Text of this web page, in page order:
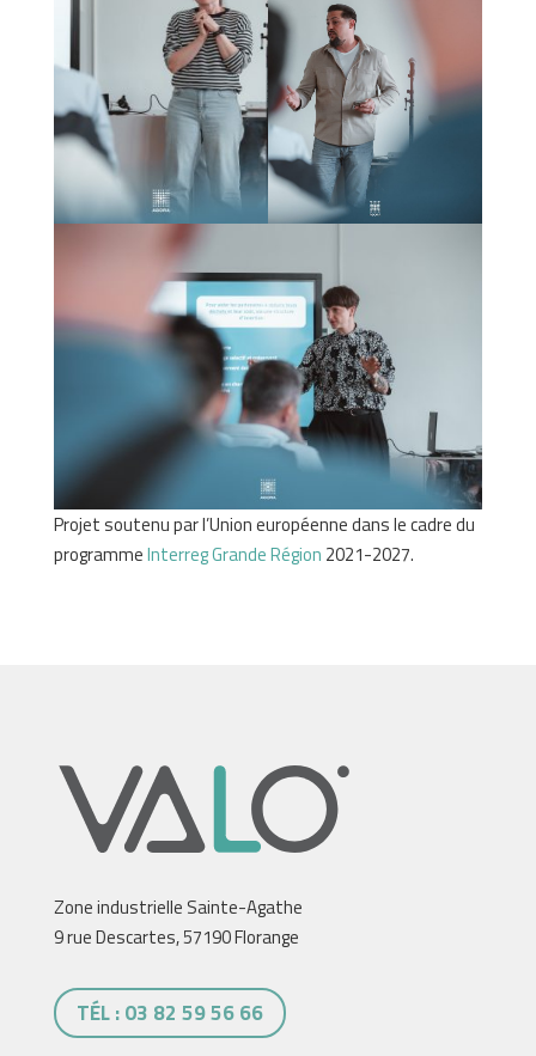
Projet soutenu par l’Union européenne dans le cadre du
programmeInterreg Grande Région 2021-2027.
Zone industrielle Sainte-Agathe
9 rue Descartes, 57190 Florange
TÉL : 03 82 59 56 66